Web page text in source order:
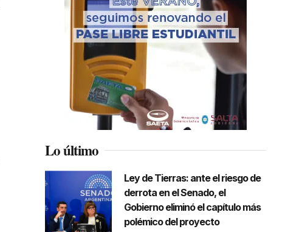
Lo último
Ley de Tierras: ante el riesgo de
derrota en el Senado, el
Gobierno eliminó el capítulo más
polémico del proyecto